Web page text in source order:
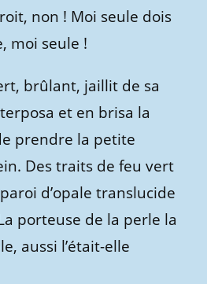
non ! Moi seule dois
moi seule !
brûlant, jaillit de sa
et en brisa la
prendre la petite
Des traits de feu vert
d’opale translucide
porteuse de la perle la
aussi l’était-elle